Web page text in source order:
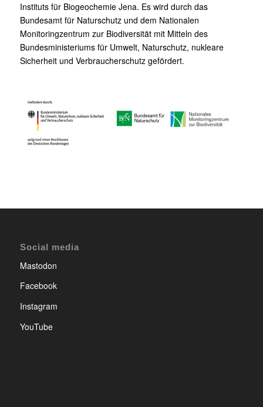
Instituts für Biogeochemie Jena. Es wird durch das
Bundesamt für Naturschutz und dem Nationalen
Monitoringzentrum zur Biodiversität mit Mitteln des
Bundesministeriums für Umwelt, Naturschutz, nukleare
Sicherheit und Verbraucherschutz gefördert.
Social media
Mastodon
Facebook
Instagram
YouTube